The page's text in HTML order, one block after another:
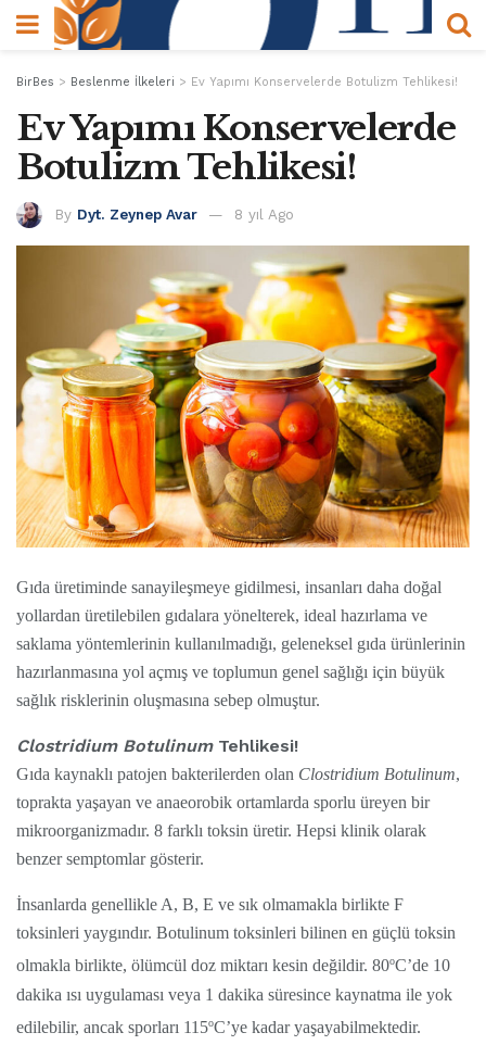
BirBes > Beslenme İlkeleri > Ev Yapımı Konservelerde Botulizm Tehlikesi!
Ev Yapımı Konservelerde
Botulizm Tehlikesi!
By Dyt. Zeynep Avar 8 yıl Ago
Gıda üretiminde sanayileşmeye gidilmesi, insanları daha doğal
yollardan üretilebilen gıdalara yönelterek, ideal hazırlama ve
saklama yöntemlerinin kullanılmadığı, geleneksel gıda ürünlerinin
hazırlanmasına yol açmış ve toplumun genel sağlığı için büyük
sağlık risklerinin oluşmasına sebep olmuştur.
Clostridium BotulinumTehlikesi!
Gıda kaynaklı patojen bakterilerden olan Clostridium Botulinum,
toprakta yaşayan ve anaeorobik ortamlarda sporlu üreyen bir
mikroorganizmadır. 8 farklı toksin üretir. Hepsi klinik olarak
benzer semptomlar gösterir.
İnsanlarda genellikle A, B, E ve sık olmamakla birlikte F
toksinleri yaygındır. Botulinum toksinleri bilinen en güçlü toksin
olmakla birlikte, ölümcül doz miktarı kesin değildir. 80oC’de 10
dakika ısı uygulaması veya 1 dakika süresince kaynatma ile yok
edilebilir, ancak sporları 115oC’ye kadar yaşayabilmektedir.